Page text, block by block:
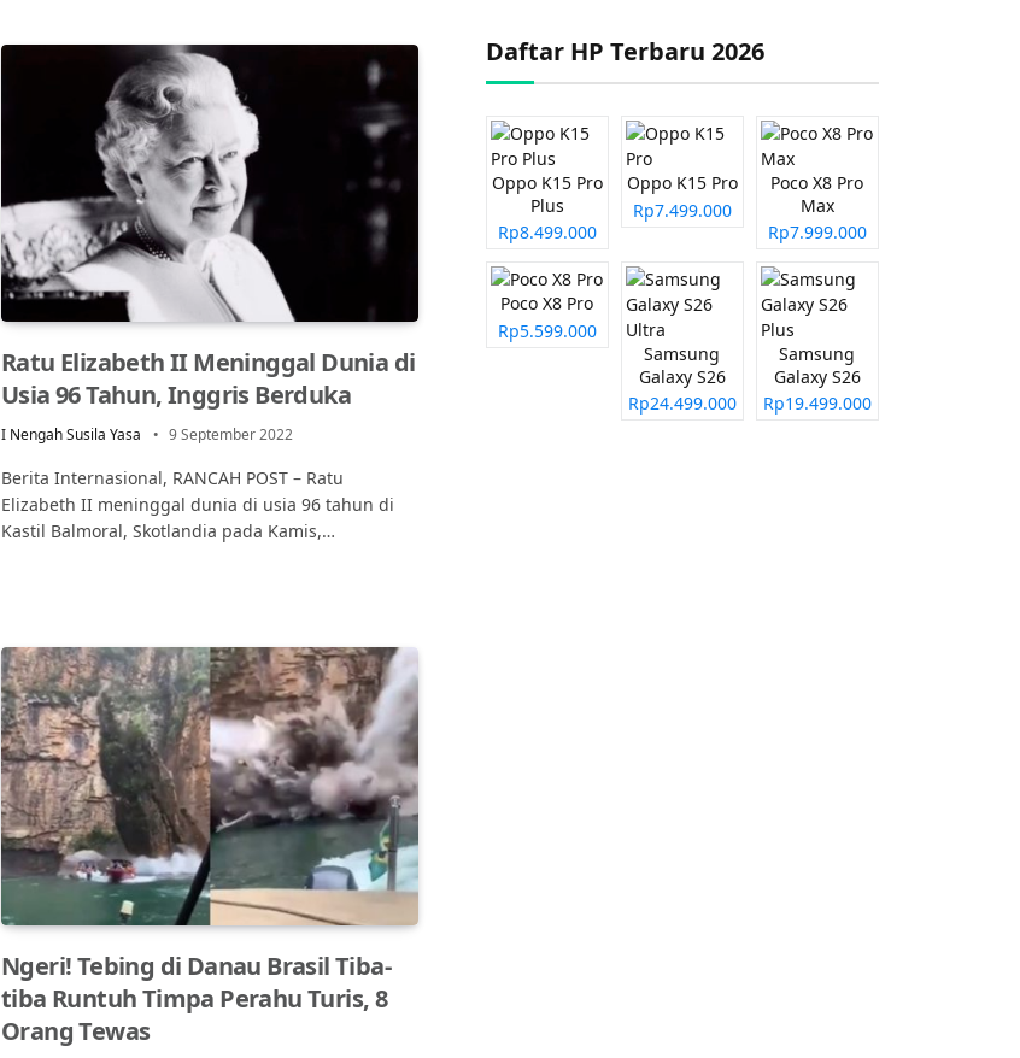
Ratu Elizabeth II Meninggal Dunia di
Usia 96 Tahun, Inggris Berduka
I Nengah Susila Yasa 9 September 2022
Berita Internasional, RANCAH POST – Ratu
Elizabeth II meninggal dunia di usia 96 tahun di
Kastil Balmoral, Skotlandia pada Kamis,…
Ngeri! Tebing di Danau Brasil Tiba-
tiba Runtuh Timpa Perahu Turis, 8
Orang Tewas
Daftar HP Terbaru 2026
Oppo K15 Pro
Plus
Rp8.499.000
Oppo K15 Pro
Rp7.499.000
Poco X8 Pro
Max
Rp7.999.000
Poco X8 Pro
Rp5.599.000
Samsung
Galaxy S26
Ultra
Rp24.499.000
Samsung
Galaxy S26
Plus
Rp19.499.000